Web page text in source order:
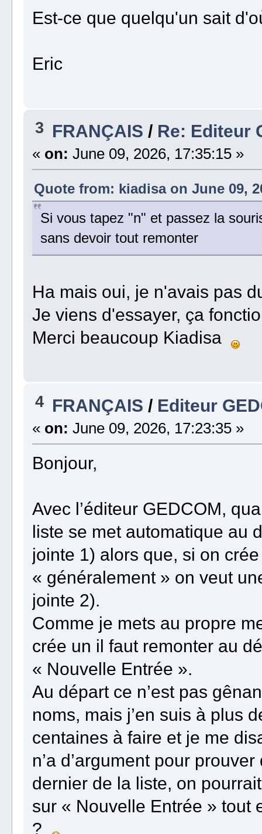
Est-ce que quelqu'un sait
Eric
3 FRANÇAIS / Re: Editeur
« on: June 09, 2026, 17:35:15 »
Quote from: kiadisa on June 09,
Si vous tapez "n" et passez la
sans devoir tout remonter
Ha mais oui, je n'avais pas
Je viens d'essayer, ça
Merci beaucoup Kiadisa
4 FRANÇAIS / Editeur
« on: June 09, 2026, 17:23:35 »
Bonjour,
Avec l’éditeur GEDCOM,
liste se met automatique au
jointe 1) alors que, si on
« généralement » on veut
jointe 2).
Comme je mets au propre
crée un il faut remonter au
« Nouvelle Entrée ».
Au départ ce n’est pas
noms, mais j’en suis à plus
centaines à faire et je me
n’a d’argument pour
dernier de la liste, on
sur « Nouvelle Entrée » tout
?